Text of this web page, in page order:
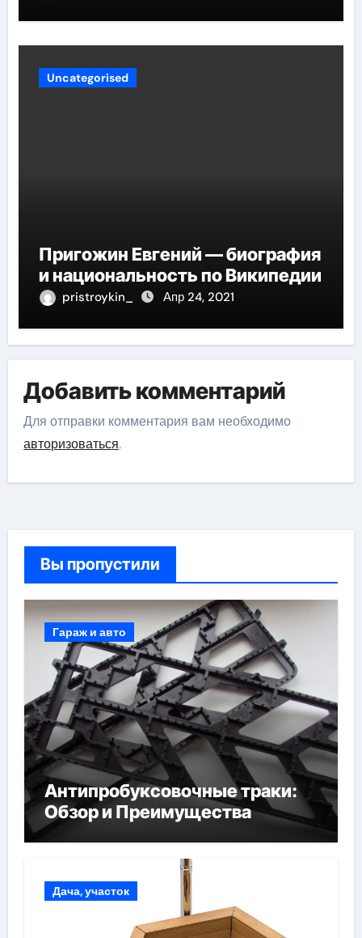
Uncategorised
Пригожин Евгений — биография
и национальность по Википедии
pristroykin_ Апр 24, 2021
Добавить комментарий
Для отправки комментария вам необходимо
авторизоваться.
Вы пропустили
Гараж и авто
Антипробуксовочные траки:
Обзор и Преимущества
Дача, участок